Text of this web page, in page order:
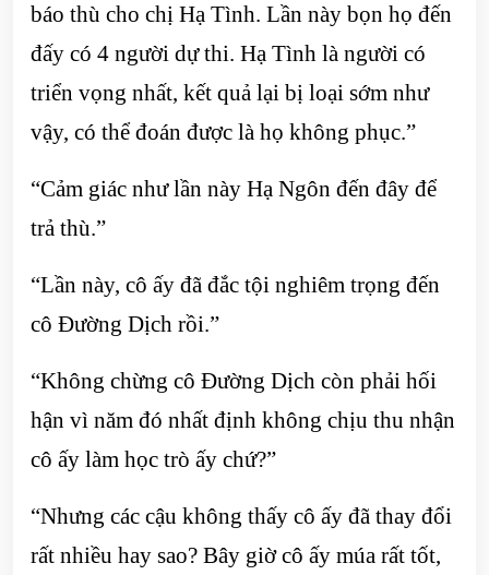
báo thù cho chị Hạ Tình. Lần này bọn họ đến
đấy có 4 người dự thi. Hạ Tình là người có
triển vọng nhất, kết quả lại bị loại sớm như
vậy, có thể đoán được là họ không phục.”
“Cảm giác như lần này Hạ Ngôn đến đây để
trả thù.”
“Lần này, cô ấy đã đắc tội nghiêm trọng đến
cô Đường Dịch rồi.”
“Không chừng cô Đường Dịch còn phải hối
hận vì năm đó nhất định không chịu thu nhận
cô ấy làm học trò ấy chứ?”
“Nhưng các cậu không thấy cô ấy đã thay đổi
rất nhiều hay sao? Bây giờ cô ấy múa rất tốt,